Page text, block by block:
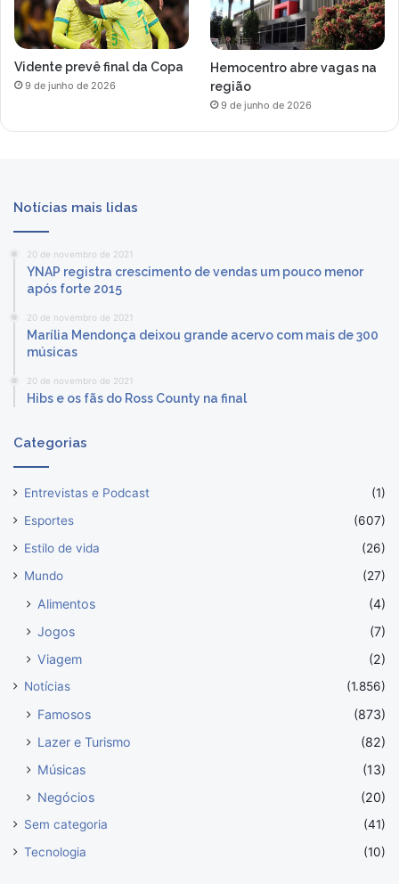
Vidente prevê final da Copa
9 de junho de 2026
Hemocentro abre vagas na
região
9 de junho de 2026
Notícias mais lidas
20 de novembro de 2021
YNAP registra crescimento de vendas um pouco menor
após forte 2015
20 de novembro de 2021
Marília Mendonça deixou grande acervo com mais de 300
músicas
20 de novembro de 2021
Hibs e os fãs do Ross County na final
Categorias
Entrevistas e Podcast
(1)
Esportes
(607)
Estilo de vida
(26)
Mundo
(27)
Alimentos
(4)
Jogos
(7)
Viagem
(2)
Notícias (1.856)
Famosos
(873)
Lazer e Turismo
(82)
Músicas
(13)
Negócios
(20)
Sem categoria
(41)
Tecnologia
(10)